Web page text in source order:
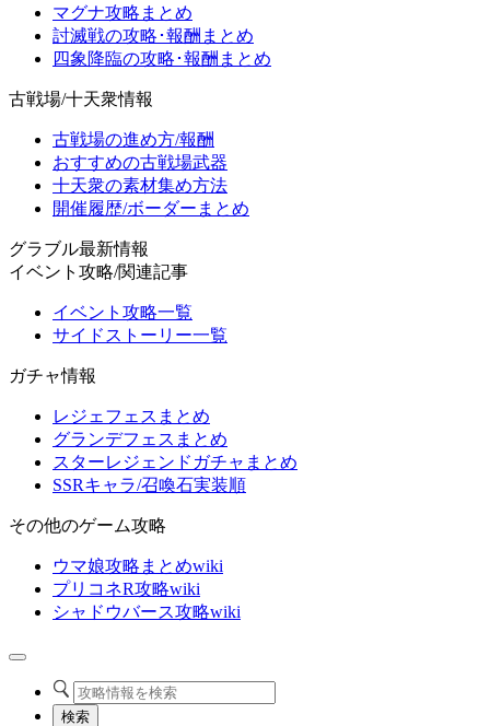
マグナ攻略まとめ
討滅戦の攻略･報酬まとめ
四象降臨の攻略･報酬まとめ
古戦場/十天衆情報
古戦場の進め方/報酬
おすすめの古戦場武器
十天衆の素材集め方法
開催履歴/ボーダーまとめ
グラブル最新情報
イベント攻略/関連記事
イベント攻略一覧
サイドストーリー一覧
ガチャ情報
レジェフェスまとめ
グランデフェスまとめ
スターレジェンドガチャまとめ
SSRキャラ/召喚石実装順
その他のゲーム攻略
ウマ娘攻略まとめwiki
プリコネR攻略wiki
シャドウバース攻略wiki
検索